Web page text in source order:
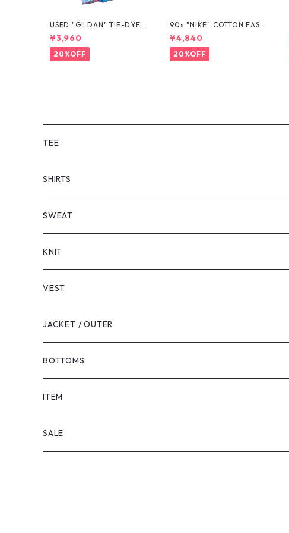
USED "GILDAN" TIE-DYE T
EE
¥3,960
20%OFF
90s "NIKE" COTTON EASY
SHORTS
¥4,840
20%OFF
TEE
SHORT SLEEVE
LONG SLEEVE
SHIRTS
SHORT SLEEVE
LONG SLEEVE
SWEAT
KNIT
VEST
JACKET / OUTER
BOTTOMS
SHORTS
PANTS
ITEM
SALE